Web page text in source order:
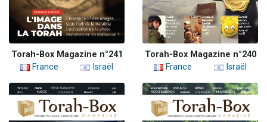
Torah-Box Magazine n°241
France
Israël
Torah-Box Magazine n°240
France
Israël